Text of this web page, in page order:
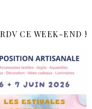
RDV CE WEEK-END !